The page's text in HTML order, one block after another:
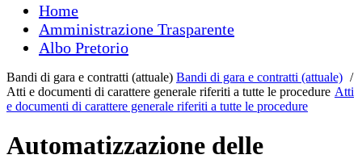
Home
Amministrazione Trasparente
Albo Pretorio
Bandi di gara e contratti (attuale) Bandi di gara e contratti (attuale) /
Atti e documenti di carattere generale riferiti a tutte le procedure Atti
e documenti di carattere generale riferiti a tutte le procedure
Automatizzazione delle